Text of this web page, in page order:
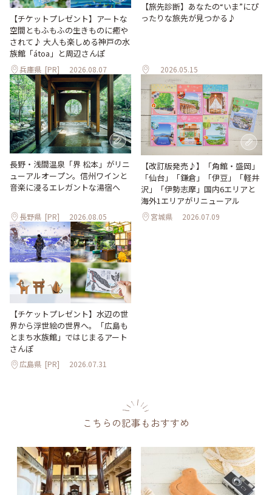
【チケットプレゼント】アートな
空間ともふもふの生きものに癒や
されて♪ 大人も楽しめる神戸の水
族館「átoa」と周辺さんぽ
兵庫県 [PR] 2026.08.07
【旅先診断】あなたの“いま”にぴ
ったりな旅先が見つかる♪
2026.05.15
長野・浅間温泉「界 松本」がリニ
ューアルオープン。信州ワインと
音楽に浸るエレガントな湯宿へ
長野県 [PR] 2026.08.05
【改訂版発売♪】「角館・盛岡」
「仙台」「鎌倉」「伊豆」「軽井
沢」「伊勢志摩」国内6エリアと
海外1エリアがリニューアル
宮城県 2026.07.09
【チケットプレゼント】水辺の世
界から浮世絵の世界へ。「広島も
とまち水族館」ではじまるアート
さんぽ
広島県 [PR] 2026.07.31
こちらの記事もおすすめ